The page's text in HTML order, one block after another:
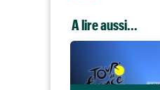
A lire aussi...